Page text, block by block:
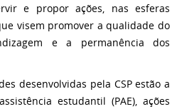
e propor ações, nas esferas
visem promover a qualidade do
e a permanência dos
desenvolvidas pela CSP estão a
estudantil (PAE), ações